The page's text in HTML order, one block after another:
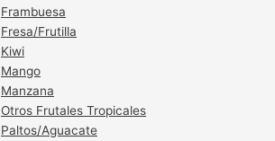
Frambuesa
Fresa/Frutilla
Kiwi
Mango
Manzana
Otros Frutales Tropicales
Paltos/Aguacate